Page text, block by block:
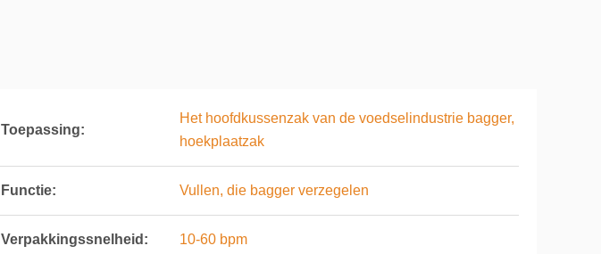
Toepassing:
Het hoofdkussenzak van de voedselindustrie bagger,
hoekplaatzak
Functie: Vullen, die bagger verzegelen
Verpakkingssnelheid: 10-60 bpm